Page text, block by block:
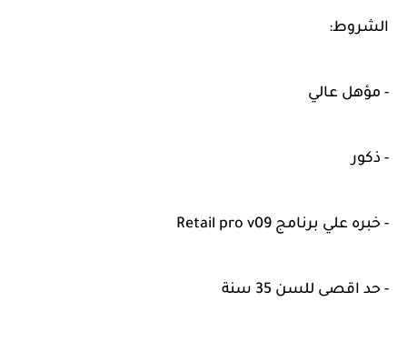
الشروط:
- مؤهل عالي
- ذكور
- خبره علي برنامج Retail pro v09
- حد اقصى للسن 35 سنة